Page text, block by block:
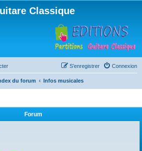
Classique
Connexion
S’enregistrer
du forum Infos musicales
Forum